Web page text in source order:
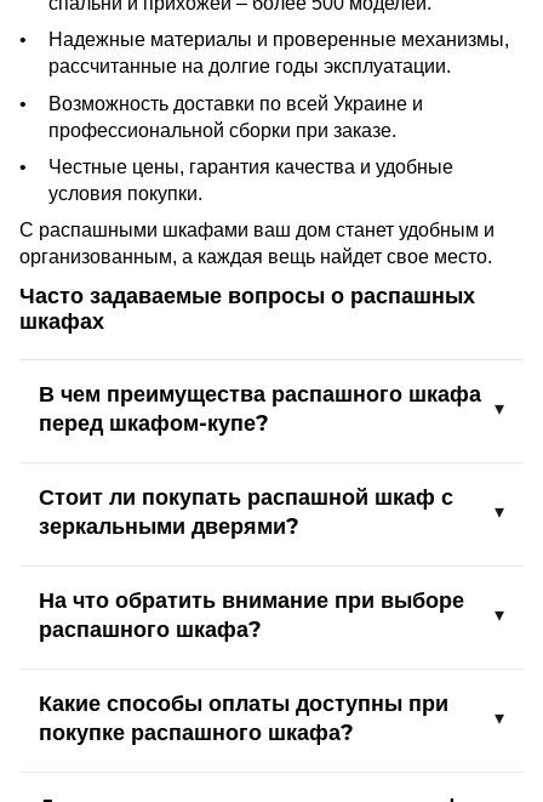
Надежные материалы и проверенные механизмы,
рассчитанные на долгие годы эксплуатации.
Возможность доставки по всей Украине и
профессиональной сборки при заказе.
Честные цены, гарантия качества и удобные
условия покупки.
С распашными шкафами ваш дом станет удобным и
организованным, а каждая вещь найдет свое место.
Часто задаваемые вопросы о распашных
шкафах
В чем преимущества распашного шкафа
перед шкафом-купе?
Стоит ли покупать распашной шкаф с
зеркальными дверями?
На что обратить внимание при выборе
распашного шкафа?
Какие способы оплаты доступны при
покупке распашного шкафа?